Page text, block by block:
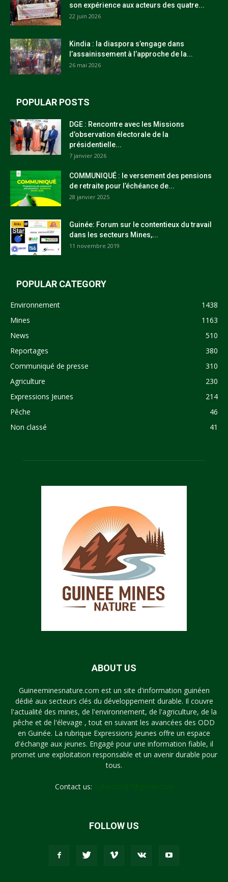
son expérience aux acteurs des quatre...
22 juin 2026
Kindia : la diaspora s’engage dans
l’assainissement à l’approche de la...
26 mai 2026
POPULAR POSTS
DGE : Rencontre avec les Missions
d’observation électorale de la
présidentielle...
7 janvier 2026
COMMUNIQUÉ : le versement des pensions
de retraite pour l’échéance de...
28 janvier 2025
Guinée: Forum sur le contentieux du travail
dans les secteurs Mines,...
11 novembre 2019
POPULAR CATEGORY
Environnement
1438
Mines
1163
News
510
Reportages
380
Communiqué de presse
310
Agriculture
230
Expressions Jeunes
214
Pêche
46
Non classé
41
ABOUT US
Guineeminesnature.com est un site d'information guinéen
dédié aux secteurs clés du développement durable. Il couvre
l'actualité des mines, de l'environnement, de l'agriculture, de la
pêche et de l'élevage , tout en suivant les avancées des ODD
en Guinée. La rubrique Expressions Jeunes offre un espace
d'échange aux jeunes. Engagé pour une information fiable, il
promet une exploitation responsable et un avenir durable pour
tous.
Contact us:
FOLLOW US